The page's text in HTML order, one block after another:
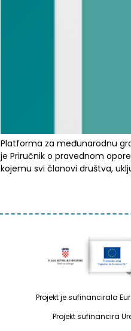
Platforma za međunarodnu
je Priručnik o pravednom
kojemu svi članovi društva,
Projekt je sufinancirala
Projekt sufinancira